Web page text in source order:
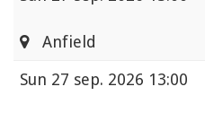
Anfield
Sun 27 sep. 2026 13:00